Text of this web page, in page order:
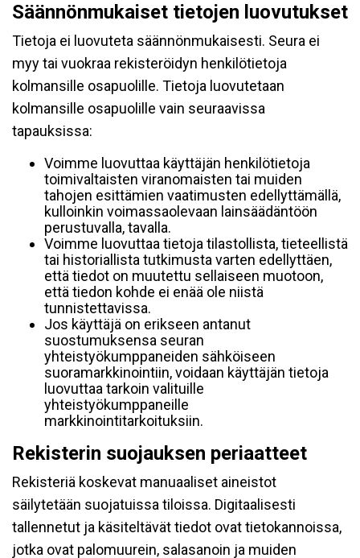
Säännönmukaiset tietojen luovutukset
Tietoja ei luovuteta säännönmukaisesti. Seura ei
myy tai vuokraa rekisteröidyn henkilötietoja
kolmansille osapuolille. Tietoja luovutetaan
kolmansille osapuolille vain seuraavissa
tapauksissa:
Voimme luovuttaa käyttäjän henkilötietoja
toimivaltaisten viranomaisten tai muiden
tahojen esittämien vaatimusten edellyttämällä,
kulloinkin voimassaolevaan lainsäädäntöön
perustuvalla, tavalla.
Voimme luovuttaa tietoja tilastollista, tieteellistä
tai historiallista tutkimusta varten edellyttäen,
että tiedot on muutettu sellaiseen muotoon,
että tiedon kohde ei enää ole niistä
tunnistettavissa.
Jos käyttäjä on erikseen antanut
suostumuksensa seuran
yhteistyökumppaneiden sähköiseen
suoramarkkinointiin, voidaan käyttäjän tietoja
luovuttaa tarkoin valituille
yhteistyökumppaneille
markkinointitarkoituksiin.
Rekisterin suojauksen periaatteet
Rekisteriä koskevat manuaaliset aineistot
säilytetään suojatuissa tiloissa. Digitaalisesti
tallennetut ja käsiteltävät tiedot ovat tietokannoissa,
jotka ovat palomuurein, salasanoin ja muiden